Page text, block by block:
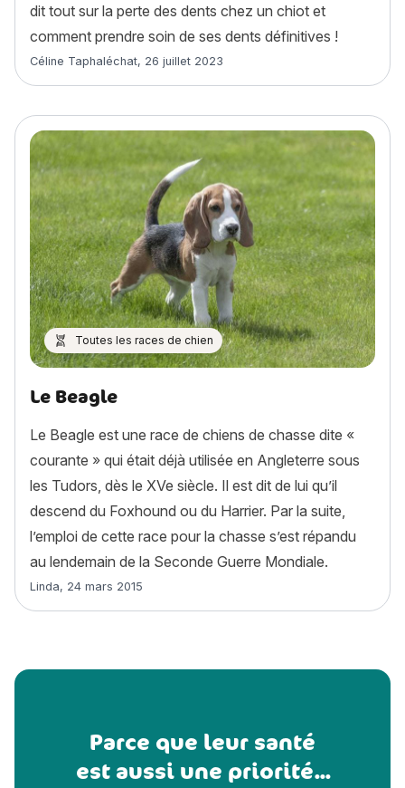
dit tout sur la perte des dents chez un chiot et
comment prendre soin de ses dents définitives !
Article rédigé par
Céline Taphaléchat, 26 juillet 2023
Toutes les races de chien
Le Beagle
Le Beagle est une race de chiens de chasse dite «
courante » qui était déjà utilisée en Angleterre sous
les Tudors, dès le XVe siècle. Il est dit de lui qu’il
descend du Foxhound ou du Harrier. Par la suite,
l’emploi de cette race pour la chasse s’est répandu
au lendemain de la Seconde Guerre Mondiale.
Article rédigé par
Linda, 24 mars 2015
Parce que leur santé
est aussi une priorité...